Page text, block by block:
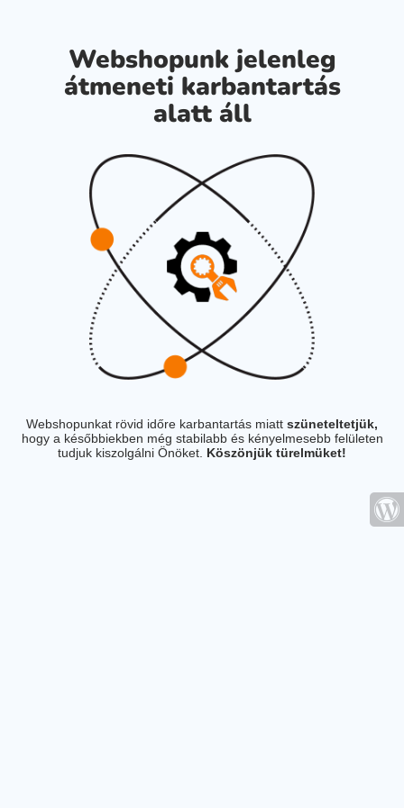
Webshopunk jelenleg
átmeneti karbantartás
alatt áll
Webshopunkat rövid időre karbantartás miatt szüneteltetjük,
hogy a későbbiekben még stabilabb és kényelmesebb felületen
tudjuk kiszolgálni Önöket. Köszönjük türelmüket!